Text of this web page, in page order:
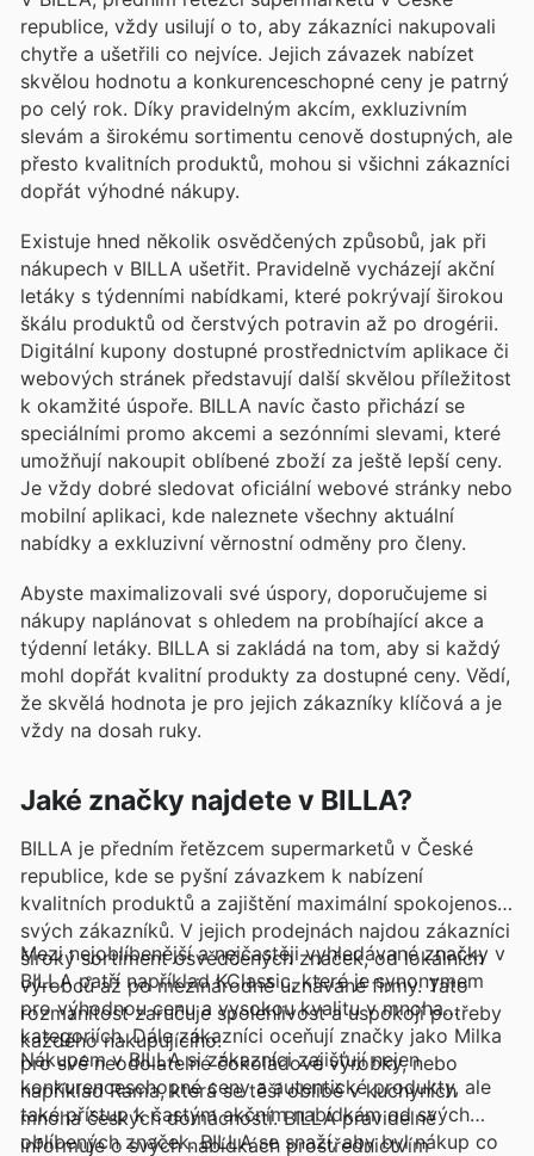
republice, vždy usilují o to, aby zákazníci nakupovali
chytře a ušetřili co nejvíce. Jejich závazek nabízet
skvělou hodnotu a konkurenceschopné ceny je patrný
po celý rok. Díky pravidelným akcím, exkluzivním
slevám a širokému sortimentu cenově dostupných, ale
přesto kvalitních produktů, mohou si všichni zákazníci
dopřát výhodné nákupy.
Existuje hned několik osvědčených způsobů, jak při
nákupech v BILLA ušetřit. Pravidelně vycházejí akční
letáky s týdenními nabídkami, které pokrývají širokou
škálu produktů od čerstvých potravin až po drogérii.
Digitální kupony dostupné prostřednictvím aplikace či
webových stránek představují další skvělou příležitost
k okamžité úspoře. BILLA navíc často přichází se
speciálními promo akcemi a sezónními slevami, které
umožňují nakoupit oblíbené zboží za ještě lepší ceny.
Je vždy dobré sledovat oficiální webové stránky nebo
mobilní aplikaci, kde naleznete všechny aktuální
nabídky a exkluzivní věrnostní odměny pro členy.
Abyste maximalizovali své úspory, doporučujeme si
nákupy naplánovat s ohledem na probíhající akce a
týdenní letáky. BILLA si zakládá na tom, aby si každý
mohl dopřát kvalitní produkty za dostupné ceny. Vědí,
že skvělá hodnota je pro jejich zákazníky klíčová a je
vždy na dosah ruky.
Jaké značky najdete v BILLA?
BILLA je předním řetězcem supermarketů v České
republice, kde se pyšní závazkem k nabízení
kvalitních produktů a zajištění maximální spokojenosti
svých zákazníků. V jejich prodejnách najdou zákazníci
široký sortiment osvědčených značek, od lokálních
výrobců až po mezinárodně uznávané firmy. Tato
rozmanitost zaručuje spolehlivost a uspokojí potřeby
každého nakupujícího.
Mezi nejoblíbenější a nejčastěji vyhledávané značky v
BILLA patří například KClassic, které je synonymem
pro výhodnou cenu a vysokou kvalitu v mnoha
kategoriích. Dále zákazníci oceňují značky jako Milka
pro své neodolatelné čokoládové výrobky, nebo
například Rama, která se těší oblibě v kuchyních
mnoha českých domácností. BILLA pravidelně
informuje o svých nabídkách prostřednictvím
Nákupem v BILLA si zákazníci zajišťují nejen
konkurenceschopné ceny a autentické produkty, ale
také přístup k častým akčním nabídkám od svých
oblíbených značek. BILLA se snaží, aby byl nákup co